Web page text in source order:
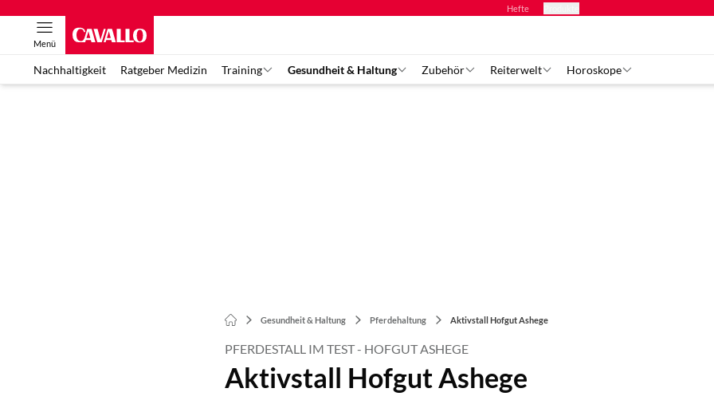
Hefte
Menü
Nachhaltigkeit Ratgeber Medizin Training Gesundheit & Haltung Zubehör Reiterwelt Horoskope
Gesundheit & Haltung Pferdehaltung Aktivstall Hofgut Ashege
PFERDESTALL IM TEST - HOFGUT ASHEGE
Aktivstall Hofgut Ashege